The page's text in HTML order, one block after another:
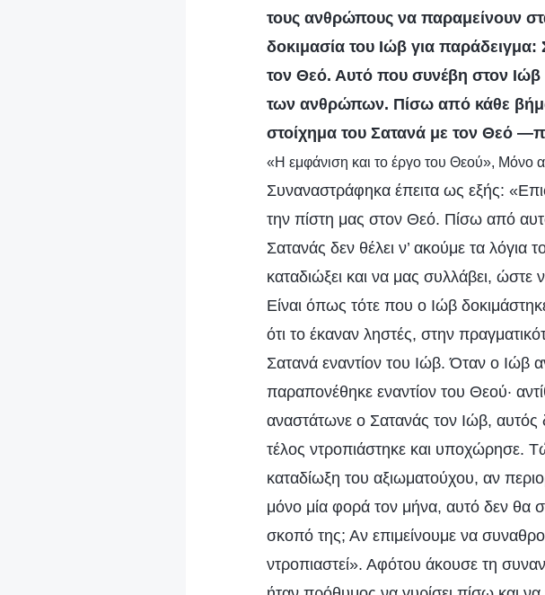
τους ανθρώπους να παραμείνουν
δοκιμασία του Ιώβ για
τον Θεό. Αυτό που συνέβη στον
των ανθρώπων. Πίσω από κάθε βήμα
στοίχημα του Σατανά με τον Θεό
«Η εμφάνιση και το έργο του Θεού», Μόνο
Συναναστράφηκα έπειτα ως εξής:
την πίστη μας στον Θεό. Πίσω από
Σατανάς δεν θέλει ν’ ακούμε τα λόγια
καταδιώξει και να μας συλλάβει,
Είναι όπως τότε που ο Ιώβ
ότι το έκαναν ληστές, στην
Σατανά εναντίον του Ιώβ. Όταν ο Ιώβ
παραπονέθηκε εναντίον του Θεού·
αναστάτωνε ο Σατανάς τον Ιώβ, αυτός
τέλος ντροπιάστηκε και υποχώρησε.
καταδίωξη του αξιωματούχου, αν
μόνο μία φορά τον μήνα, αυτό δεν θα
σκοπό της; Αν επιμείνουμε να
ντροπιαστεί». Αφότου άκουσε τη